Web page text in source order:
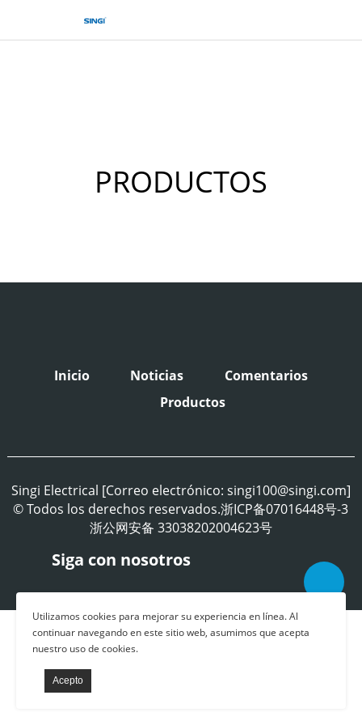
Utilizamos cookies para mejorar su experiencia en línea. Al
continuar navegando en este sitio web, asumimos que acepta
nuestro uso de cookies.
PRODUCTOS
Inicio Noticias
Comentarios
Productos
Singi Electrical [Correo electrónico: singi100@singi.com]
© Todos los derechos reservados.浙ICP备07016448号-3
浙公网安备 33038202004623号
Siga con nosotros